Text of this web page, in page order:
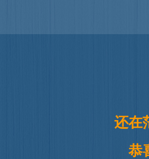
还在
恭